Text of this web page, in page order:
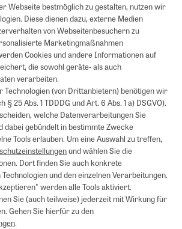
Webseite bestmöglich zu gestalten, nutzen wir
Diese dienen dazu, externe Medien
von Webseitenbesuchern zu
Marketingmaßnahmen
Cookies und andere Informationen auf
die sowohl geräte- als auch
verarbeiten.
Technologien (von Drittanbietern) benötigen wir
25 Abs. 1 TDDDG und Art. 6 Abs. 1 a) DSGVO).
welche Datenverarbeitungen Sie
dabei gebündelt in bestimmte Zwecke
Tools erlauben. Um eine Auswahl zu treffen,
und wählen Sie die
Dort finden Sie auch konkrete
und den einzelnen Verarbeitungen.
werden alle Tools aktiviert.
Sie (auch teilweise) jederzeit mit Wirkung für
Gehen Sie hierfür zu den
.